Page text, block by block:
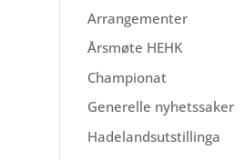
Arrangementer
Årsmøte HEHK
Championat
Generelle nyhetssaker
Hadelandsutstillinga